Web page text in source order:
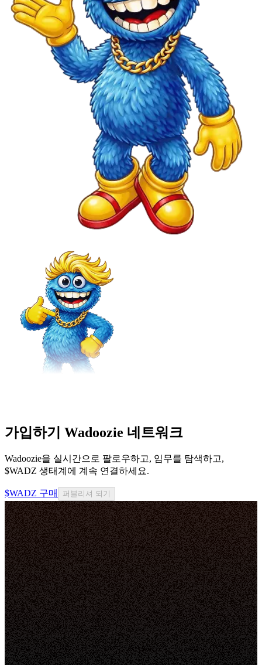
가입하기 Wadoozie 네트워크
Wadoozie을 실시간으로 팔로우하고, 임무를 탐색하고,
$WADZ 생태계에 계속 연결하세요.
$WADZ 구매 퍼블리셔 되기